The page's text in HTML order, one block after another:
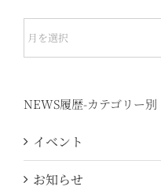
NEWS履歴-カテゴリー別
イベント
お知らせ